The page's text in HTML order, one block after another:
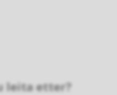
leita etter?